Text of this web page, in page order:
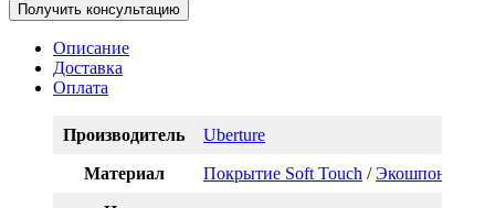
Получить консультацию
Описание
Доставка
Оплата
Производитель Uberture
Материал Покрытие Soft Touch /Экошпон